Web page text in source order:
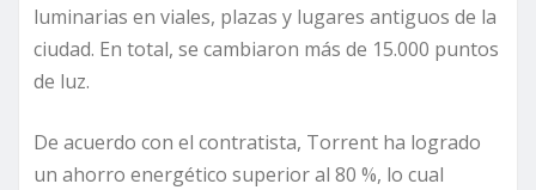
luminarias en viales, plazas y lugares antiguos de la
ciudad. En total, se cambiaron más de 15.000 puntos
de luz.
De acuerdo con el contratista, Torrent ha logrado
un ahorro energético superior al 80 %, lo cual